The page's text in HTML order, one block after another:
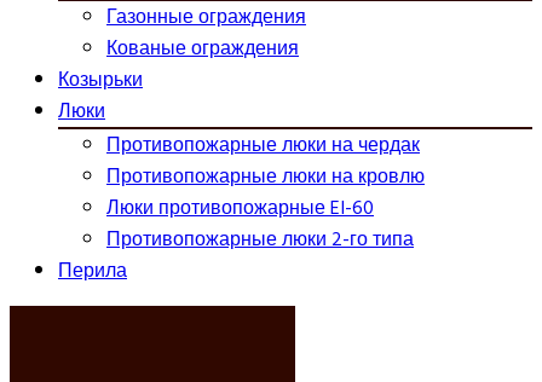
Газонные ограждения
Кованые ограждения
Козырьки
Люки
Противопожарные люки на чердак
Противопожарные люки на кровлю
Люки противопожарные EI-60
Противопожарные люки 2-го типа
Перила